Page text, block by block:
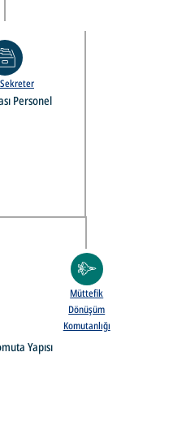
Personel
Müttefik
Dönüşüm
Komutanlığı
Yapısı